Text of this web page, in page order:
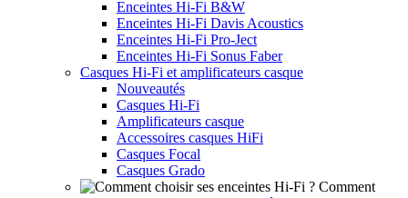
Enceintes Hi-Fi B&W
Enceintes Hi-Fi Davis Acoustics
Enceintes Hi-Fi Pro-Ject
Enceintes Hi-Fi Sonus Faber
Casques Hi-Fi et amplificateurs casque
Nouveautés
Casques Hi-Fi
Amplificateurs casque
Accessoires casques HiFi
Casques Focal
Casques Grado
Comment